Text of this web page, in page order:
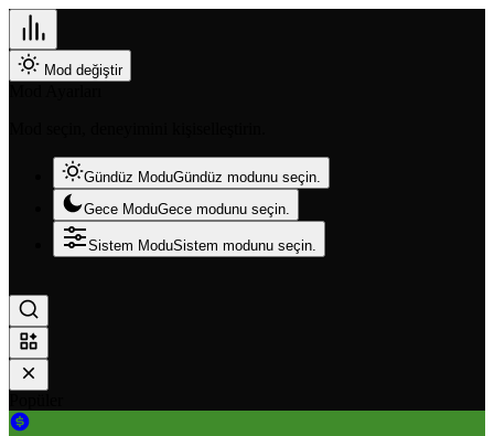
Mod değiştir
Gündüz ModuGündüz modunu seçin.
Gece ModuGece modunu seçin.
Sistem ModuSistem modunu seçin.